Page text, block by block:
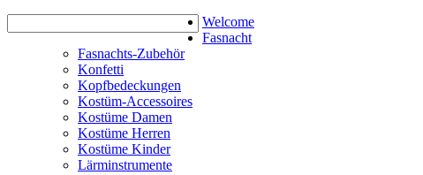
Welcome
Fasnacht
Fasnachts-Zubehör
Konfetti
Kopfbedeckungen
Kostüm-Accessoires
Kostüme Damen
Kostüme Herren
Kostüme Kinder
Lärminstrumente